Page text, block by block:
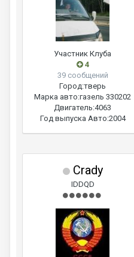
Участник Клуба
4
39 сообщений
Город:тверь
Марка авто:газель 330202
Двигатель:4063
Год выпуска Авто:2004
Crady
IDDQD